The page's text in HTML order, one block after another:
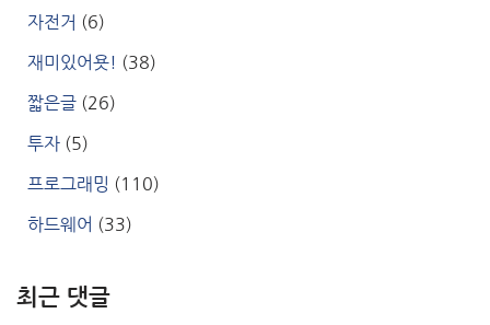
자전거 (6)
재미있어욧! (38)
짧은글 (26)
투자 (5)
프로그래밍 (110)
하드웨어 (33)
최근 댓글